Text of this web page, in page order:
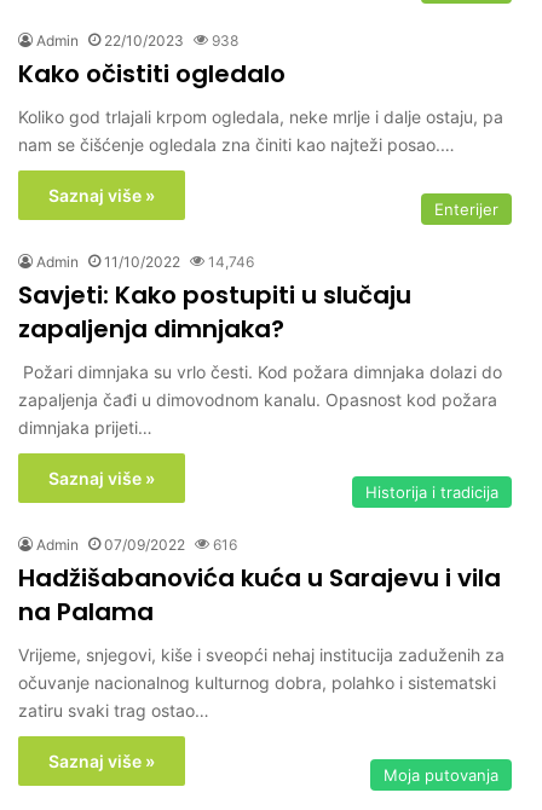
Admin 22/10/2023 938
Kako očistiti ogledalo
Koliko god trlajali krpom ogledala, neke mrlje i dalje ostaju, pa
nam se čišćenje ogledala zna činiti kao najteži posao.…
Saznaj više »
Enterijer
Admin 11/10/2022 14,746
Savjeti: Kako postupiti u slučaju
zapaljenja dimnjaka?
Požari dimnjaka su vrlo česti. Kod požara dimnjaka dolazi do
zapaljenja čađi u dimovodnom kanalu. Opasnost kod požara
dimnjaka prijeti…
Saznaj više »
Historija i tradicija
Admin 07/09/2022 616
Hadžišabanovića kuća u Sarajevu i vila
na Palama
Vrijeme, snjegovi, kiše i sveopći nehaj institucija zaduženih za
očuvanje nacionalnog kulturnog dobra, polahko i sistematski
zatiru svaki trag ostao…
Saznaj više »
Moja putovanja